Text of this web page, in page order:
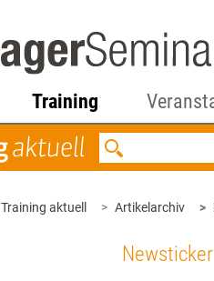
Training
Training aktuell Artikelarchiv
Newsticker